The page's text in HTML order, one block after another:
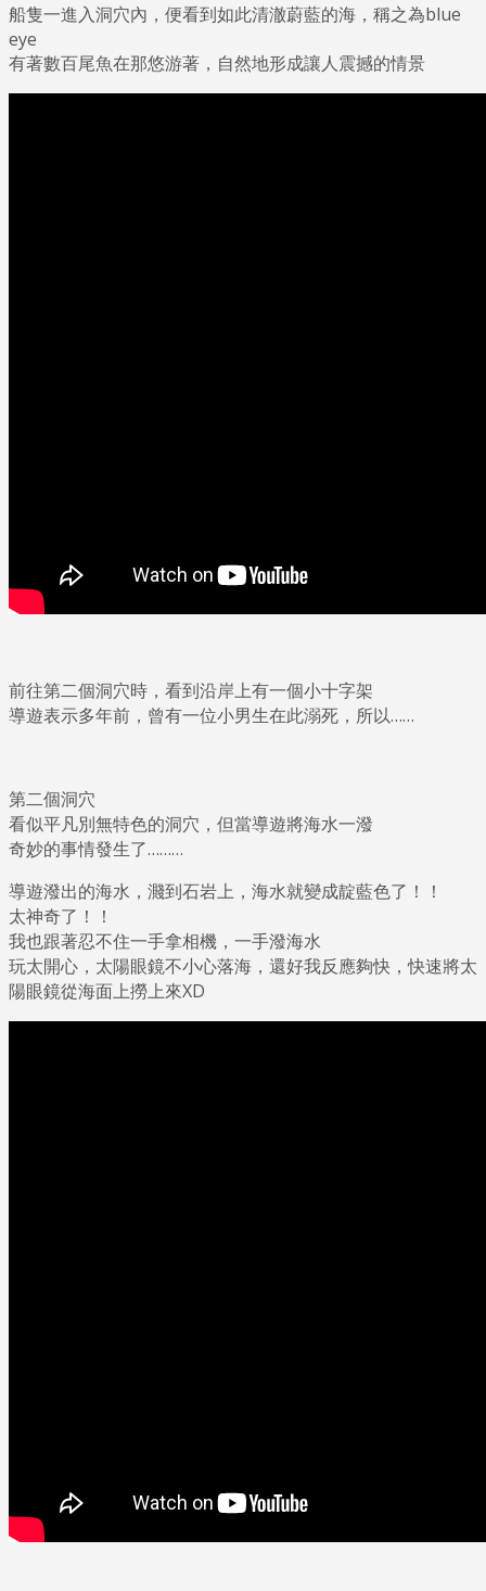
船隻一進入洞穴內，便看到如此清澈蔚藍的海，稱之為blue
eye
有著數百尾魚在那悠游著，自然地形成讓人震撼的情景
前往第二個洞穴時，看到沿岸上有一個小十字架
導遊表示多年前，曾有一位小男生在此溺死，所以……
第二個洞穴
看似平凡別無特色的洞穴，但當導遊將海水一潑
奇妙的事情發生了………
導遊潑出的海水，濺到石岩上，海水就變成靛藍色了！！
太神奇了！！
我也跟著忍不住一手拿相機，一手潑海水
玩太開心，太陽眼鏡不小心落海，還好我反應夠快，快速將太
陽眼鏡從海面上撈上來XD